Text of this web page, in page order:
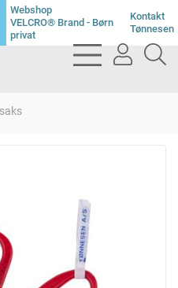
Webshop
VELCRO® Brand - Børn
privat
Kontakt
Tønnesen
bars
light
user